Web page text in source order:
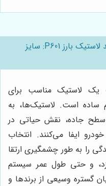
راهنمای جامع ⭐️ راهنمای جامع خرید لاستیک بارز P601: سایز
یک لاستیک مناسب برای
ساده است. لاستیک‌ها، به
سطح جاده، نقش حیاتی در
ایفا می‌کنند. انتخاب
را به طور چشمگیری ارتقا
و حتی طول عمر سیستم
گستره وسیعی از برندها و